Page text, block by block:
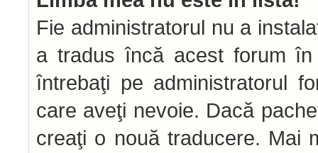
Fie administratorul nu a
a tradus încă acest forum în
întrebaţi pe administratorul
care aveţi nevoie. Dacă
creaţi o nouă traducere. Mai